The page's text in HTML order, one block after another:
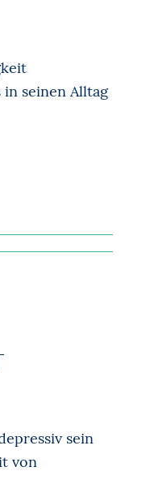
seinen Alltag
sein
von